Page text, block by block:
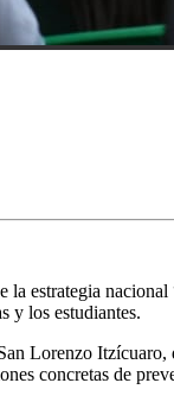
estrategia
y los estudiantes.
Lorenzo
concretas de